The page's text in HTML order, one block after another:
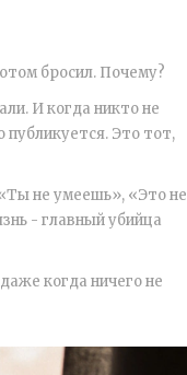
бросил. Почему?
И когда никто не
публикуется. Это тот,
не умеешь», «Это не
- главный убийца
когда ничего не